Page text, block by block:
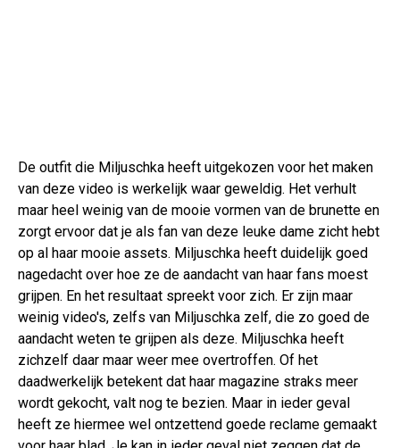
De outfit die Miljuschka heeft uitgekozen voor het maken
van deze video is werkelijk waar geweldig. Het verhult
maar heel weinig van de mooie vormen van de brunette en
zorgt ervoor dat je als fan van deze leuke dame zicht hebt
op al haar mooie assets. Miljuschka heeft duidelijk goed
nagedacht over hoe ze de aandacht van haar fans moest
grijpen. En het resultaat spreekt voor zich. Er zijn maar
weinig video's, zelfs van Miljuschka zelf, die zo goed de
aandacht weten te grijpen als deze. Miljuschka heeft
zichzelf daar maar weer mee overtroffen. Of het
daadwerkelijk betekent dat haar magazine straks meer
wordt gekocht, valt nog te bezien. Maar in ieder geval
heeft ze hiermee wel ontzettend goede reclame gemaakt